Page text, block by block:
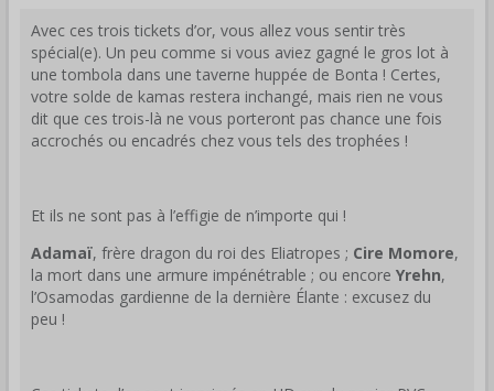
Avec ces trois tickets d’or, vous allez vous sentir très
spécial(e). Un peu comme si vous aviez gagné le gros lot à
une tombola dans une taverne huppée de Bonta ! Certes,
votre solde de kamas restera inchangé, mais rien ne vous
dit que ces trois-là ne vous porteront pas chance une fois
accrochés ou encadrés chez vous tels des trophées !
Et ils ne sont pas à l’effigie de n’importe qui !
Adamaï, frère dragon du roi des Eliatropes ; Cire Momore,
la mort dans une armure impénétrable ; ou encore Yrehn,
l’Osamodas gardienne de la dernière Élante : excusez du
peu !